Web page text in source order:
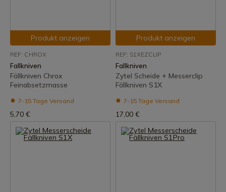
Produkt anzeigen
REF: CHROX
Fallkniven
Fällkniven Chrox
Feinabsetzmasse
7-15 Tage Versand
5,70 €
Produkt anzeigen
REF: S1XEZCLIP
Fallkniven
Zytel Scheide + Messerclip
Fällkniven S1X
7-15 Tage Versand
17,00 €